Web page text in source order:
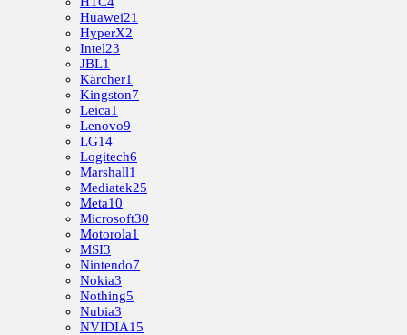
Huawei21
HyperX2
Intel23
JBL1
Kärcher1
Kingston7
Leica1
Lenovo9
LG14
Logitech6
Marshall1
Mediatek25
Meta10
Microsoft30
Motorola1
MSI3
Nintendo7
Nokia3
Nothing5
Nubia3
NVIDIA15